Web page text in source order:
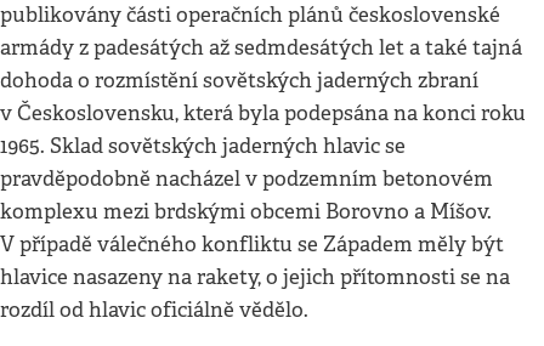
publikovány části operačních plánů československé
armády z padesátých až sedmdesátých let a také tajná
dohoda o rozmístění sovětských jaderných zbraní
v Československu, která byla podepsána na konci roku
1965. Sklad sovětských jaderných hlavic se
pravděpodobně nacházel v podzemním betonovém
komplexu mezi brdskými obcemi Borovno a Míšov.
V případě válečného konfliktu se Západem měly být
hlavice nasazeny na rakety, o jejich přítomnosti se na
rozdíl od hlavic oficiálně vědělo.